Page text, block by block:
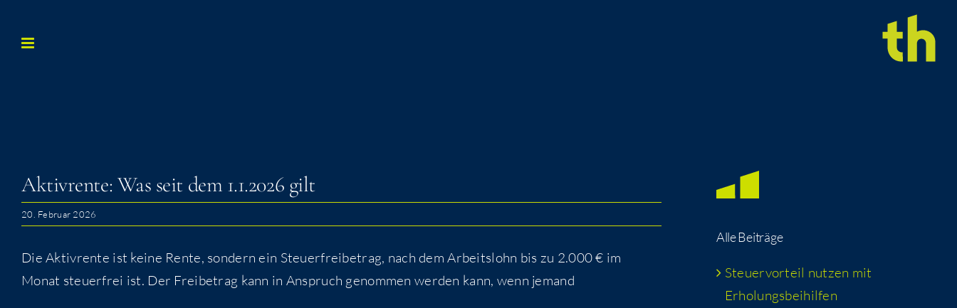
Inhalt
Aktiv­ren­te: Was seit dem 1.1.2026 gilt
20. Februar 2026
Die Aktiv­ren­te ist kei­ne Ren­te, son­dern ein Steu­er­frei­be­trag, nach dem Arbeits­lohn bis zu 2.000 € im
Monat steu­er­frei ist. Der Frei­be­trag kann in Anspruch genom­men wer­den kann, wenn jemand
Alle Bei­trä­ge
Steu­er­vor­teil nut­zen mit
Erholungsbeihilfen